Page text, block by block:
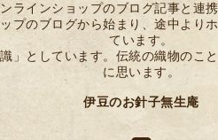
ラインショップのブログ記事と連携
プのブログから始まり、途中より
ています。
」としています。伝統の織物のこ
に思います。
伊豆のお針子無生庵